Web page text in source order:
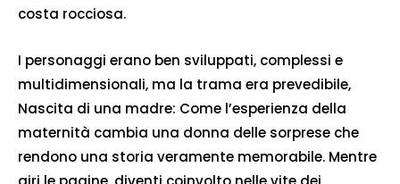
costa rocciosa.
I personaggi erano ben sviluppati, complessi e
multidimensionali, ma la trama era prevedibile,
Nascita di una madre: Come l’esperienza della
maternità cambia una donna delle sorprese che
rendono una storia veramente memorabile. Mentre